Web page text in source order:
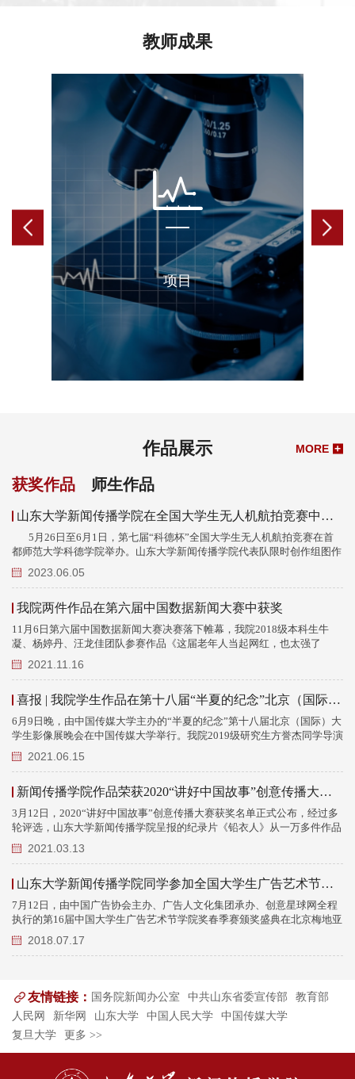
教师成果
项目
作品展示 MORE +
获奖作品 师生作品
山东大学新闻传播学院在全国大学生无人机航拍竞赛中斩获二等奖
5月26日至6月1日，第七届“科德杯”全国大学生无人机航拍竞赛在首
都师范大学科德学院举办。山东大学新闻传播学院代表队限时创作组图作
品《觅》获得大赛二等奖。 颁奖现场 团队认真创作 本届大赛共有
来自全国各地的85所高校、142支参赛队伍参赛，征集以航拍为拍摄手
意“故事”。新闻传播学院代表队由我院实验教师张恺月作为指导老师，
2020级...
2023.06.05
我院两件作品在第六届中国数据新闻大赛中获奖
11月6日第六届中国数据新闻大赛决赛落下帷幕，我院2018级本科生牛
凝、杨婷丹、汪龙佳团队参赛作品《这届老年人当起网红，也太强了
吧！》获得三等奖、研究生陆炫羽团队作品《现实版“小舍得”：小学生家
长为何最焦虑？》获得优秀奖、新媒体系教师侯滢和实验室助教郭嘉良分
院、西安交通大学新闻与新媒体学院共同举办，共吸引来自清华大学、北
京大学、上海交通大学...
2021.11.16
喜报 | 我院学生作品在第十八届“半夏的纪念”北京（国际）大学生影像展中获奖
6月9日晚，由中国传媒大学主办的“半夏的纪念”第十八届北京（国际）大
学生影像展晚会在中国传媒大学举行。我院2019级研究生方誉杰同学导演
的作品《瓷骨》荣获本届“半夏的纪念”最佳长记录作品提名奖。《瓷骨》
聚焦“瓷娃娃病”（成骨不全症）这一罕见病群体，记录了“红姐”一家三口
示：“我始终觉得，新传人是要肩负一定社会责任的。通过这次的纪录片
创作，...
2021.06.15
新闻传播学院作品荣获2020“讲好中国故事”创意传播大赛全国一等奖
3月12日，2020“讲好中国故事”创意传播大赛获奖名单正式公布，经过多
轮评选，山东大学新闻传播学院呈报的纪录片《铅衣人》从一万多件作品
中脱颖而出，荣获全国一等奖。 2020“讲好中国故事”创意传播大赛由国
务院新闻办公室指导，中国外文局主办，当代中国与世界研究院、中国互
年6月启动以来，先后在重庆、宁波、山东、广西、陕西、长沙、四川、
内蒙古、...
2021.03.13
山东大学新闻传播学院同学参加全国大学生广告艺术节并获得金奖
7月12日，由中国广告协会主办、广告人文化集团承办、创意星球网全程
执行的第16届中国大学生广告艺术节学院奖春季赛颁奖盛典在北京梅地亚
中心盛大举行。业界大咖、学界专家们齐聚这场创意盛会，与来自全国高
校的师生一起，让梦想与荣耀在这里灿烂盛放！7月12日下午的颁奖典礼
在山东大学新闻...
2018.07.17
友情链接： 国务院新闻办公室 中共山东省委宣传部
教育部
人民网
新华网 山东大学 中国人民大学
中国传媒大学
复旦大学
更多 >>